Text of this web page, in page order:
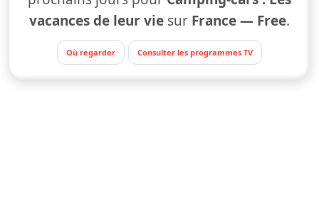
vacances de leur vie sur France — Free.
Où regarder Consulter les programmes TV